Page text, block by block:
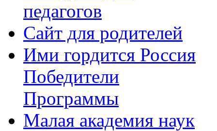
педагогов
Сайт для родителей
Ими гордится Россия
Победители
Программы
Малая академия наук